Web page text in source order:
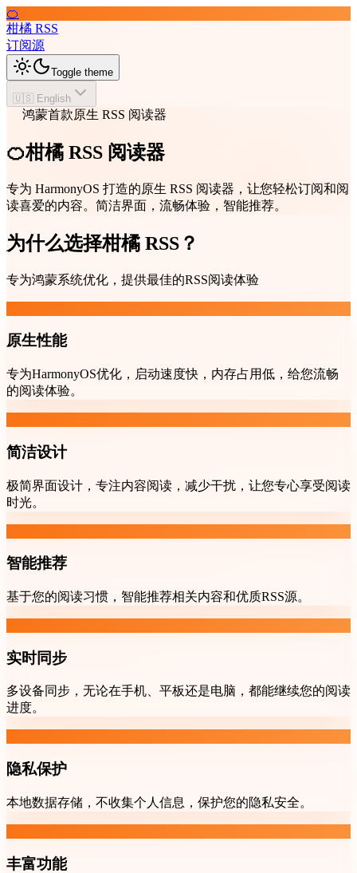
🍊
柑橘 RSS
订阅源
Toggle theme
🇺🇸 English
鸿蒙首款原生 RSS 阅读器
🍊柑橘 RSS 阅读器
专为 HarmonyOS 打造的原生 RSS 阅读器，让您轻松订阅和阅
读喜爱的内容。简洁界面，流畅体验，智能推荐。
为什么选择柑橘 RSS？
专为鸿蒙系统优化，提供最佳的RSS阅读体验
原生性能
专为HarmonyOS优化，启动速度快，内存占用低，给您流畅
的阅读体验。
简洁设计
极简界面设计，专注内容阅读，减少干扰，让您专心享受阅读
时光。
智能推荐
基于您的阅读习惯，智能推荐相关内容和优质RSS源。
实时同步
多设备同步，无论在手机、平板还是电脑，都能继续您的阅读
进度。
隐私保护
本地数据存储，不收集个人信息，保护您的隐私安全。
丰富功能